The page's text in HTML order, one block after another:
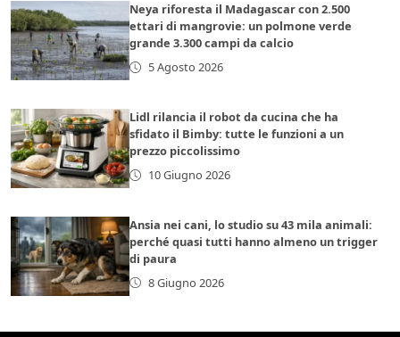
Neya riforesta il Madagascar con 2.500
ettari di mangrovie: un polmone verde
grande 3.300 campi da calcio
5 Agosto 2026
Lidl rilancia il robot da cucina che ha
sfidato il Bimby: tutte le funzioni a un
prezzo piccolissimo
10 Giugno 2026
Ansia nei cani, lo studio su 43 mila animali:
perché quasi tutti hanno almeno un trigger
di paura
8 Giugno 2026